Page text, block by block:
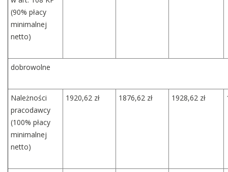
(90% płacy
minimalnej
netto)
dobrowolne
Należności
pracodawcy
(100% płacy
minimalnej
netto)
1920,62 zł 1876,62 zł 1928,62 zł